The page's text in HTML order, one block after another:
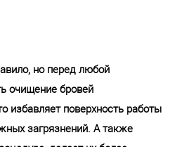
но перед любой
очищение бровей
поверхность работы
загрязнений. А также